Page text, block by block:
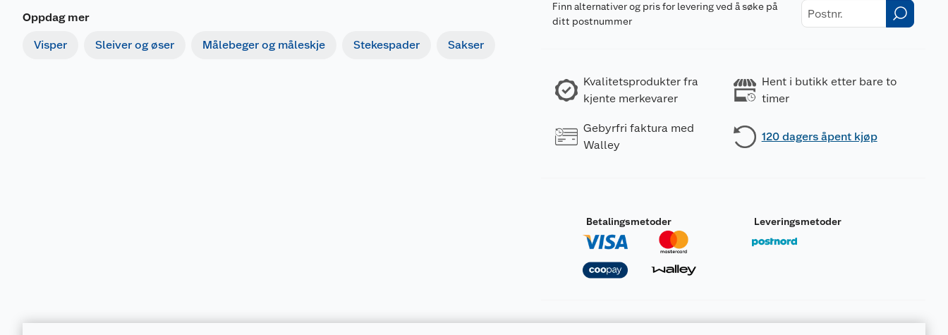
Oppdag mer
Visper Sleiver og øser Målebeger og måleskje Stekespader Sakser
Finn alternativer og pris for levering ved å søke på
ditt postnummer
Kvalitetsprodukter fra
kjente merkevarer
Hent i butikk etter bare to
timer
Gebyrfri faktura med
Walley
120 dagers åpent kjøp
Betalingsmetoder Leveringsmetoder